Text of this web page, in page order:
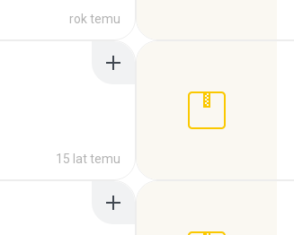
rok temu
15 lat temu